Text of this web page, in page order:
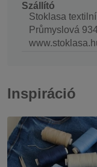
Szállító
Stoklasa
Průmyslová
Inspiráció